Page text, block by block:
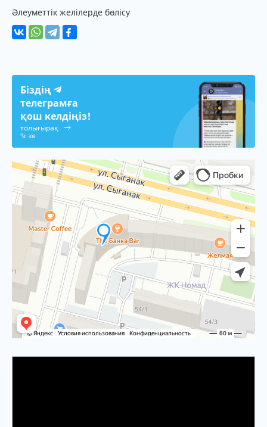
Әлеуметтік желілерде бөлісу
Біздің
телеграмға
қош келдіңіз!
толығырақ
308